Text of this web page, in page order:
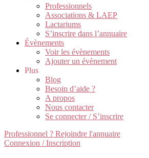
Professionnels
Associations & LAEP
Lactariums
S’inscrire dans l’annuaire
Évènements
Voir les évènements
Ajouter un évènement
Plus
Blog
Besoin d’aide ?
A propos
Nous contacter
Se connecter / S’inscrire
Professionnel ? Rejoindre l'annuaire
Connexion / Inscription